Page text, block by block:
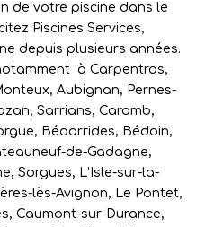
de votre piscine dans le
Piscines Services,
depuis plusieurs années.
àCarpentras,
, Aubignan, Pernes-
,Sarrians,Caromb,
, Bédarrides, Bédoin,
de-Gadagne,
,Sorgues, L’Isle-sur-la-
lès-Avignon, Le Pontet,
, Caumont-sur-Durance,